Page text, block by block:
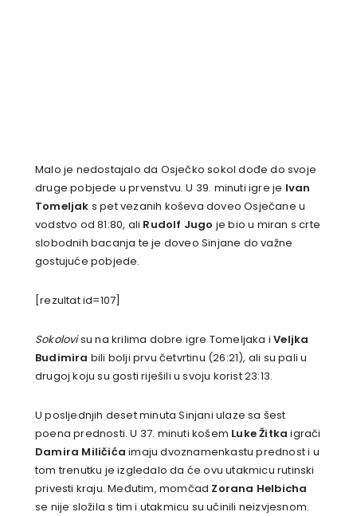
Malo je nedostajalo da Osječko sokol dođe do svoje
druge pobjede u prvenstvu. U 39. minuti igre je Ivan
Tomeljak s pet vezanih koševa doveo Osječane u
vodstvo od 81:80, ali Rudolf Jugo je bio u miran s crte
slobodnih bacanja te je doveo Sinjane do važne
gostujuće pobjede.
[rezultat id=107]
Sokolovisu na krilima dobre igre Tomeljaka iVeljka
Budimira bili bolji prvu četvrtinu (26:21), ali su pali u
drugoj koju su gosti riješili u svoju korist 23:13.
U posljednjih deset minuta Sinjani ulaze sa šest
poena prednosti. U 37. minuti košem Luke Žitka igrači
Damira Miličića imaju dvoznamenkastu prednost i u
tom trenutku je izgledalo da će ovu utakmicu rutinski
privesti kraju. Međutim, momčad Zorana Helbicha
se nije složila s tim i utakmicu su učinili neizvjesnom.